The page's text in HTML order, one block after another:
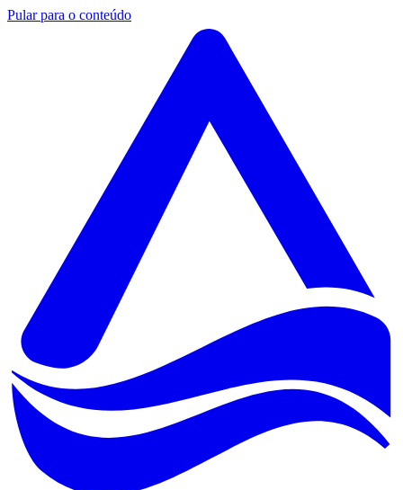
Pular para o conteúdo